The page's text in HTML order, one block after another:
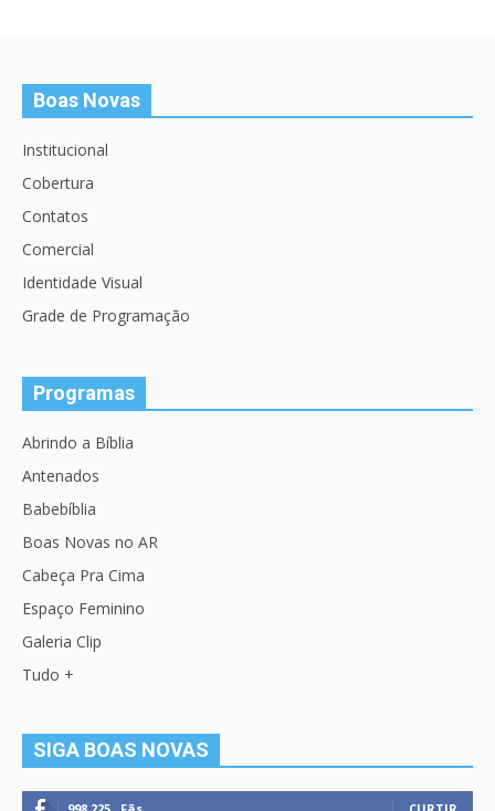
Boas Novas
Institucional
Cobertura
Contatos
Comercial
Identidade Visual
Grade de Programação
Programas
Abrindo a Bíblia
Antenados
Babebíblia
Boas Novas no AR
Cabeça Pra Cima
Espaço Feminino
Galeria Clip
Tudo +
SIGA BOAS NOVAS